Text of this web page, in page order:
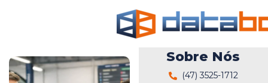
Sobre Nós
(47) 3525-1712